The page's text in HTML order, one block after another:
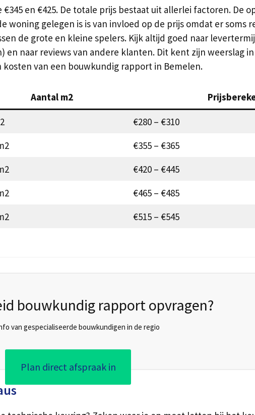
en €425. De totale prijs bestaat uit allerlei factoren. De
woning gelegen is is van invloed op de prijs omdat er soms
de grote en kleine spelers. Kijk altijd goed naar
naar reviews van andere klanten. Dit kent zijn weerslag
van een bouwkundig rapport in Bemelen.
Aantal m2
€280 – €310
€355 – €365
€420 – €445
€465 – €485
€515 – €545
bouwkundig rapport opvragen?
van gespecialiseerde bouwkundigen in de regio
Plan direct afspraak in